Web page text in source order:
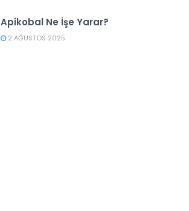
Apikobal Ne İşe Yarar?
2 AĞUSTOS 2025